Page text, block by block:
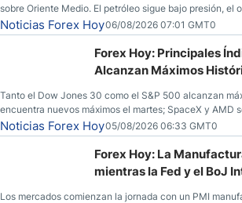
sobre Oriente Medio. El petróleo sigue bajo presión, el
y los operadores esperan nuevas referencias
Unidos.
Noticias Forex Hoy06/08/2026 07:01 GMT0
Forex Hoy: Principales
Alcanzan Máximos
Tanto el Dow Jones 30 como el S&P 500 alcanzan
encuentra nuevos máximos el martes; SpaceX y AMD
llamadas de ganancias; el petróleo crudo cae por
esperanzas; el dólar estadounidense continúa
yen; el peso mexicano ve un repunte a medida que las
Noticias Forex Hoy05/08/2026 06:33 GMT0
Forex Hoy: La
mientras la Fed y el BoJ
Los mercados comienzan la jornada con un PMI